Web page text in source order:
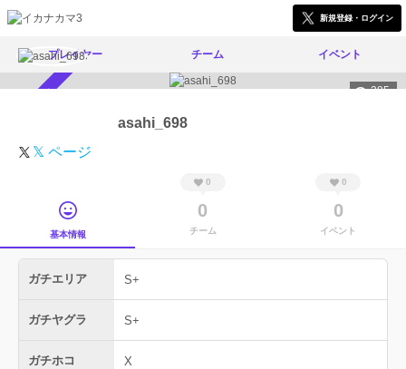
新規登録・ログイン
プレイヤー チーム イベント
285
asahi_698
𝕏 ページ
基本情報
0
0
チーム
0
0
イベント
ガチエリア S+
ガチヤグラ S+
ガチホコ X